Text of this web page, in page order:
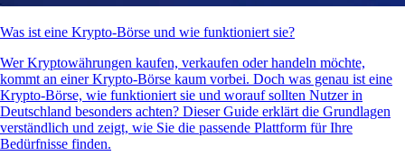
Was ist eine Krypto-Börse und wie funktioniert sie?
Wer Kryptowährungen kaufen, verkaufen oder handeln möchte,
kommt an einer Krypto-Börse kaum vorbei. Doch was genau ist eine
Krypto-Börse, wie funktioniert sie und worauf sollten Nutzer in
Deutschland besonders achten? Dieser Guide erklärt die Grundlagen
verständlich und zeigt, wie Sie die passende Plattform für Ihre
Bedürfnisse finden.